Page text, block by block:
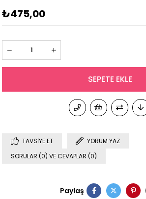
₺475,00
TAVSIYE ET
YORUM YAZ
SORULAR (0) VE CEVAPLAR (0)
Paylaş